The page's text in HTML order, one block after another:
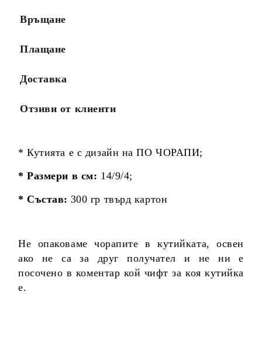
Връщане
Плащане
Доставка
Отзиви от клиенти
* Кутията е с дизайн на ПО ЧОРАПИ;
* Размери в см: 14/9/4;
* Състав: 300 гр твърд картон
Не опаковаме чорапите в кутийката, освен
ако не са за друг получател и не ни е
посочено в коментар кой чифт за коя кутийка
е.